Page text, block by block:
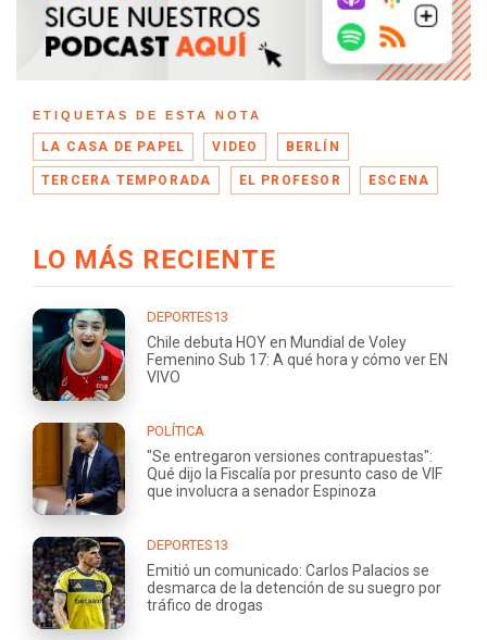
ETIQUETAS DE ESTA NOTA
LA CASA DE PAPEL VIDEO BERLÍN
TERCERA TEMPORADA EL PROFESOR ESCENA
LO MÁS RECIENTE
DEPORTES13
Chile debuta HOY en Mundial de Voley
Femenino Sub 17: A qué hora y cómo ver EN
VIVO
POLÍTICA
"Se entregaron versiones contrapuestas":
Qué dijo la Fiscalía por presunto caso de VIF
que involucra a senador Espinoza
DEPORTES13
Emitió un comunicado: Carlos Palacios se
desmarca de la detención de su suegro por
tráfico de drogas